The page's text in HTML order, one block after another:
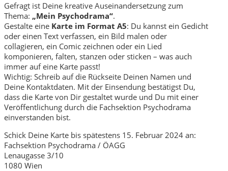
Gefragt ist Deine kreative Auseinandersetzung zum
Thema: „Mein Psychodrama“.
Gestalte eine Karte im Format A5: Du kannst ein Gedicht
oder einen Text verfassen, ein Bild malen oder
collagieren, ein Comic zeichnen oder ein Lied
komponieren, falten, stanzen oder sticken – was auch
immer auf eine Karte passt!
Wichtig: Schreib auf die Rückseite Deinen Namen und
Deine Kontaktdaten. Mit der Einsendung bestätigst Du,
dass die Karte von Dir gestaltet wurde und Du mit einer
Veröffentlichung durch die Fachsektion Psychodrama
einverstanden bist.
Schick Deine Karte bis spätestens 15. Februar 2024 an:
Fachsektion Psychodrama / ÖAGG
Lenaugasse 3/10
1080 Wien